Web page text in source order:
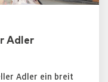
Adler
Adler ein breit